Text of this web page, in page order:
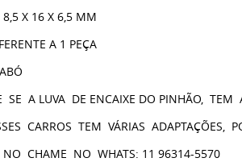
8,5 X 16 X 6,5 MM
A 1 PEÇA
SE A LUVA DE ENCAIXE DO PINHÃO,
CARROS TEM VÁRIAS ADAPTAÇÕES,
NO CHAME NO WHATS: 11 96314-5570